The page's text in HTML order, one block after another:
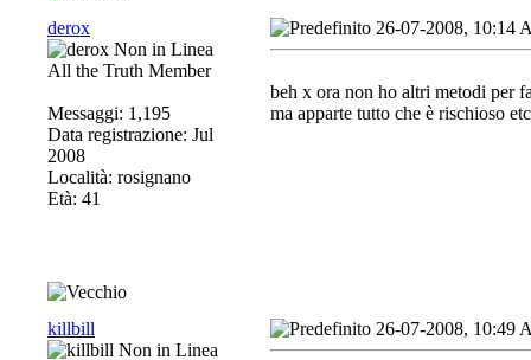
derox
All the Truth Member
Messaggi: 1,195
Data registrazione: Jul
2008
Località: rosignano
Età: 41
26-07-2008, 10:14
beh x ora non ho altri metodi per
ma apparte tutto che è rischioso
killbill 26-07-2008, 10:49